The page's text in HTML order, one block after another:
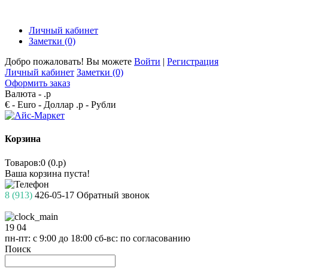
Личный кабинет
Заметки (0)
Добро пожаловать! Вы можете Войти | Регистрация
Личный кабинет Заметки (0)
Оформить заказ
Валюта - .р
€ - Euro - Доллар .р - Рубли
Корзина
Товаров:0 (0.р)
Ваша корзина пуста!
8 (913) 426-05-17 Обратный звонок
19 04
пн-пт: с 9:00 до 18:00 сб-вс: по согласованию
Поиск